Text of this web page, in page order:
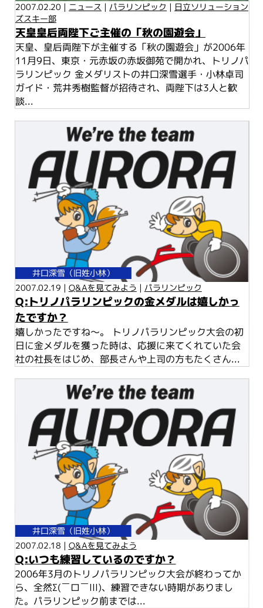
2007.02.20 | ニュース | パラリンピック | 日立ソリューション
ズスキー部
天皇皇后両陛下ご主催の「秋の園遊会」
天皇、皇后両陛下が主催する「秋の園遊会」が2006年
11月9日、東京・元赤坂の赤坂御苑で開かれ、トリノパ
ラリンピック 金メダリストの井口深雪選手・小林卓司
ガイド・荒井秀樹監督が招待され、両陛下は3人と歓
談...
井口深雪（旧姓小林）
2007.02.19 | Q&Aを見てみよう | パラリンピック
Q:トリノパラリンピックの金メダルは嬉しかっ
たですか？
嬉しかったですね～。 トリノパラリンピック大会の初
日に金メダルを獲った時は、応援に来てくれていた会
社の社長をはじめ、部長さんや上司の方もたくさん...
井口深雪（旧姓小林）
2007.02.18 | Q&Aを見てみよう
Q:いつも練習しているのですか？
2006年3月のトリノパラリンピック大会が終わってか
ら、全然Σ(￣ロ￣lll)、練習できない時期がありまし
た。パラリンピック前までは...